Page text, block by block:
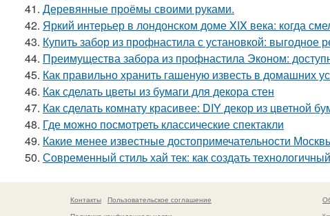
41. Деревянные проёмы своими руками.
42. Яркий интерьер в лондонском доме XIX века: когда
43. Купить забор из профнастила с установкой: выгодное
44. Преимущества забора из профнастила Эконом:
45. Как правильно хранить гашеную известь в домашних
46. Как сделать цветы из бумаги для декора стен
47. Как сделать комнату красивее: DIY декор из цветной
48. Где можно посмотреть классические спектакли
49. Какие менее известные достопримечательности
50. Современный стиль хай тек: как создать
Контакты
Пользовательское соглашение